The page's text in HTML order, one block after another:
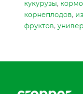
кукурузы,
корнеплодов,
фруктов,